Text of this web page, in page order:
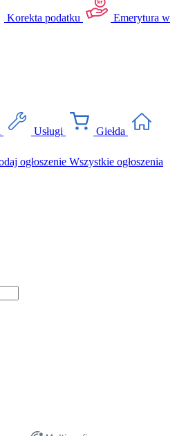
Korekta podatku
Emerytura w
Usługi Giełda
ogłoszenie Wszystkie ogłoszenia